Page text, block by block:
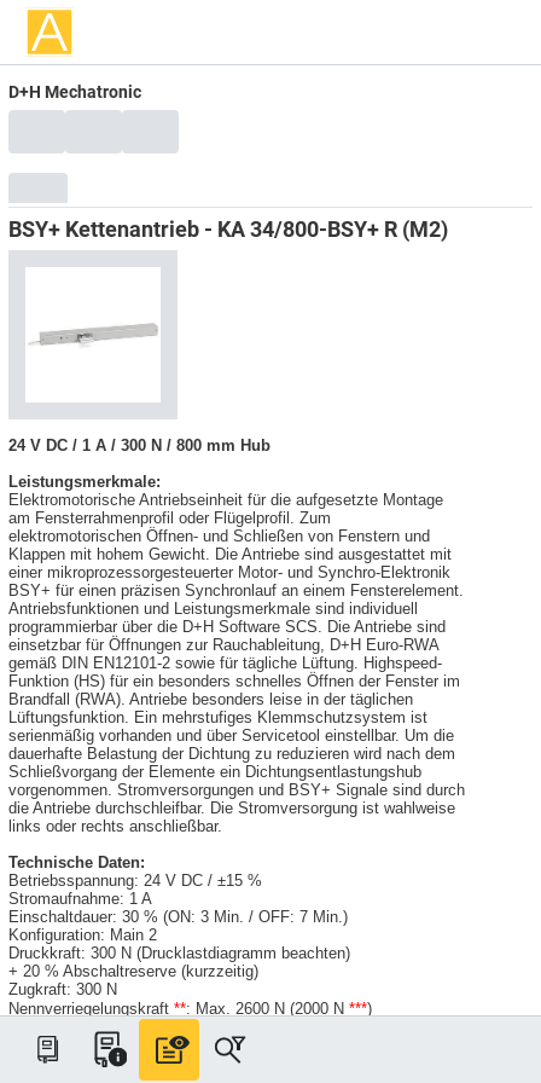
D+H Mechatronic
BSY+ Kettenantrieb - KA 34/800-BSY+ R (M2)
24 V DC / 1 A / 300 N / 800 mm Hub
Leistungsmerkmale:
Elektromotorische Antriebseinheit für die aufgesetzte Montage
am Fensterrahmenprofil oder Flügelprofil. Zum
elektromotorischen Öffnen- und Schließen von Fenstern und
Klappen mit hohem Gewicht. Die Antriebe sind ausgestattet mit
einer mikroprozessorgesteuerter Motor- und Synchro-Elektronik
BSY+ für einen präzisen Synchronlauf an einem Fensterelement.
Antriebsfunktionen und Leistungsmerkmale sind individuell
programmierbar über die D+H Software SCS. Die Antriebe sind
einsetzbar für Öffnungen zur Rauchableitung, D+H Euro-RWA
gemäß DIN EN12101-2 sowie für tägliche Lüftung. Highspeed-
Funktion (HS) für ein besonders schnelles Öffnen der Fenster im
Brandfall (RWA). Antriebe besonders leise in der täglichen
Lüftungsfunktion. Ein mehrstufiges Klemmschutzsystem ist
serienmäßig vorhanden und über Servicetool einstellbar. Um die
dauerhafte Belastung der Dichtung zu reduzieren wird nach dem
Schließvorgang der Elemente ein Dichtungsentlastungshub
vorgenommen. Stromversorgungen und BSY+ Signale sind durch
die Antriebe durchschleifbar. Die Stromversorgung ist wahlweise
links oder rechts anschließbar.
Technische Daten:
Betriebsspannung: 24 V DC / ±15 %
Stromaufnahme: 1 A
Einschaltdauer: 30 % (ON: 3 Min. / OFF: 7 Min.)
Konfiguration: Main 2
Druckkraft: 300 N (Drucklastdiagramm beachten)
+ 20 % Abschaltreserve (kurzzeitig)
Zugkraft: 300 N
Nennverriegelungskraft **: Max. 2600 N (2000 N ***)
Lebensdauer: 20000 Doppelhübe
Hublänge: 800 mm
Laufgeschwindigkeit AUF: 11,8 mm/s